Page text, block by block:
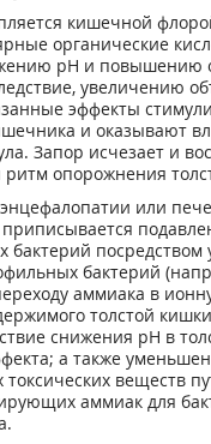
кишечной
органические
рН и повышению
увеличению
эффекты
и оказывают
Запор исчезает и
ритм опорожнения
или
бактерий посредством
бактерий
аммиака в
толстой
снижения pH в
а также
веществ
аммиак для